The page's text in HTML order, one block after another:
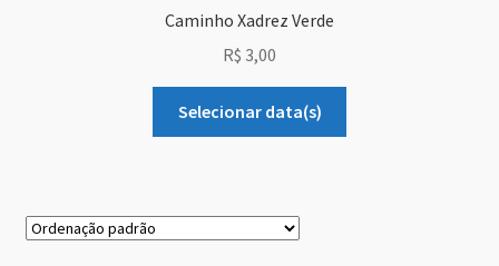
Dony Locações
Caminho Xadrez Verde
R$ 3,00
Selecionar data(s)